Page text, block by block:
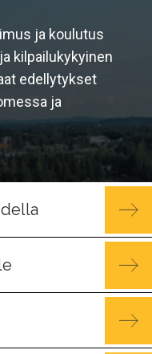
ja koulutus
kilpailu­kykyinen
edellytykset
ja